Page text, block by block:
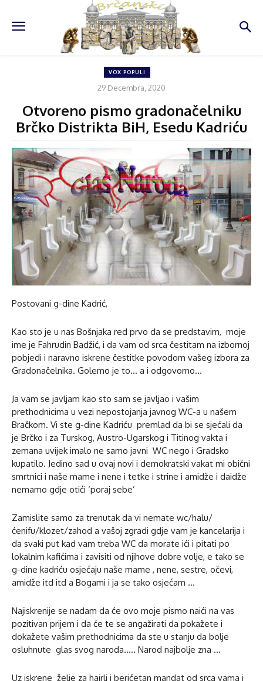
VOX POPULI
29 Decembra, 2020
Otvoreno pismo gradonačelniku
Brčko Distrikta BiH, Esedu Kadriću
Postovani g-dine Kadrić,
Kao sto je u nas Bošnjaka red prvo da se predstavim, moje
ime je Fahrudin Badžić, i da vam od srca čestitam na izbornoj
pobjedi i naravno iskrene čestitke povodom vašeg izbora za
Gradonačelnika. Golemo je to… a i odgovorno…
Ja vam se javljam kao sto sam se javljao i vašim
prethodnicima u vezi nepostojanja javnog WC-a u našem
Bračkom. Vi ste g-dine Kadriću premlad da bi se sjećali da
je Brčko i za Turskog, Austro-Ugarskog i Titinog vakta i
zemana uvijek imalo ne samo javni WC nego i Gradsko
kupatilo. Jedino sad u ovaj novi i demokratski vakat mi obični
smrtnici i naše mame i nene i tetke i strine i amidže i daidže
nemamo gdje otići ‘poraj sebe’
Zamislite samo za trenutak da vi nemate wc/halu/
ćenifu/klozet/zahod a vašoj zgradi gdje vam je kancelarija i
da svaki put kad vam treba WC da morate ići i pitati po
lokalnim kafićima i zavisiti od njihove dobre volje, e tako se
g-dine kadriću osjećaju naše mame , nene, sestre, očevi,
amidže itd itd a Bogami i ja se tako osjećam …
Najiskrenije se nadam da će ovo moje pismo naići na vas
pozitivan prijem i da će te se angažirati da pokažete i
dokažete vašim prethodnicima da ste u stanju da bolje
osluhnute glas svog naroda….. Narod najbolje zna …
Uz iskrene želje za hairli i berićetan mandat od srca vama i